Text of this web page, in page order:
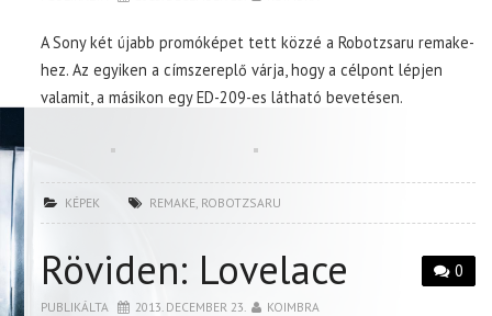
A Sony két újabb promóképet tett közzé a Robotzsaru remake-
hez. Az egyiken a címszereplő várja, hogy a célpont lépjen
valamit, a másikon egy ED-209-es látható bevetésen.
KÉPEK REMAKE ROBOTZSARU
0
Röviden: Lovelace
PUBLIKÁLTA 2013. DECEMBER 23. KOIMBRA